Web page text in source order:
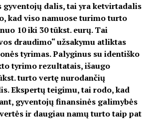
gyventojų dalis, tai yra ketvirtadalis
kad viso namuose turimo turto
10 iki 30 tūkst. eurų. Tai
draudimo“ užsakymu atliktas
tyrimas. Palyginus su identiško
tyrimo rezultatais, išaugo
turto vertę nurodančių
Ekspertų teigimu, tai rodo, kad
gyventojų finansinės galimybės
ir daugiau namų turto taip pat